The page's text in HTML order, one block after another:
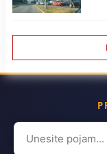
Search
for: